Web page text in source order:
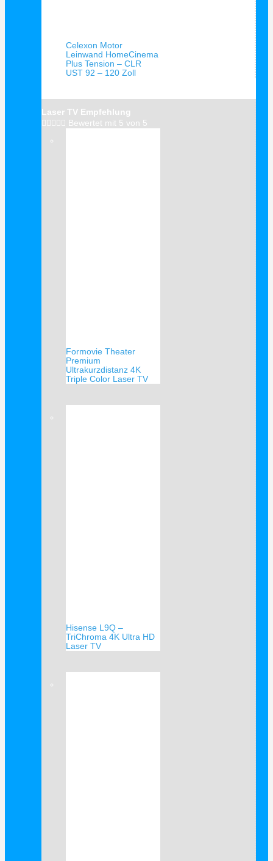
Celexon Motor
Leinwand HomeCinema
Plus Tension – CLR
UST 92 – 120 Zoll
Laser TV Empfehlung
     Bewertet mit 5 von 5
Formovie Theater
Premium
Ultrakurzdistanz 4K
Triple Color Laser TV
Hisense L9Q –
TriChroma 4K Ultra HD
Laser TV